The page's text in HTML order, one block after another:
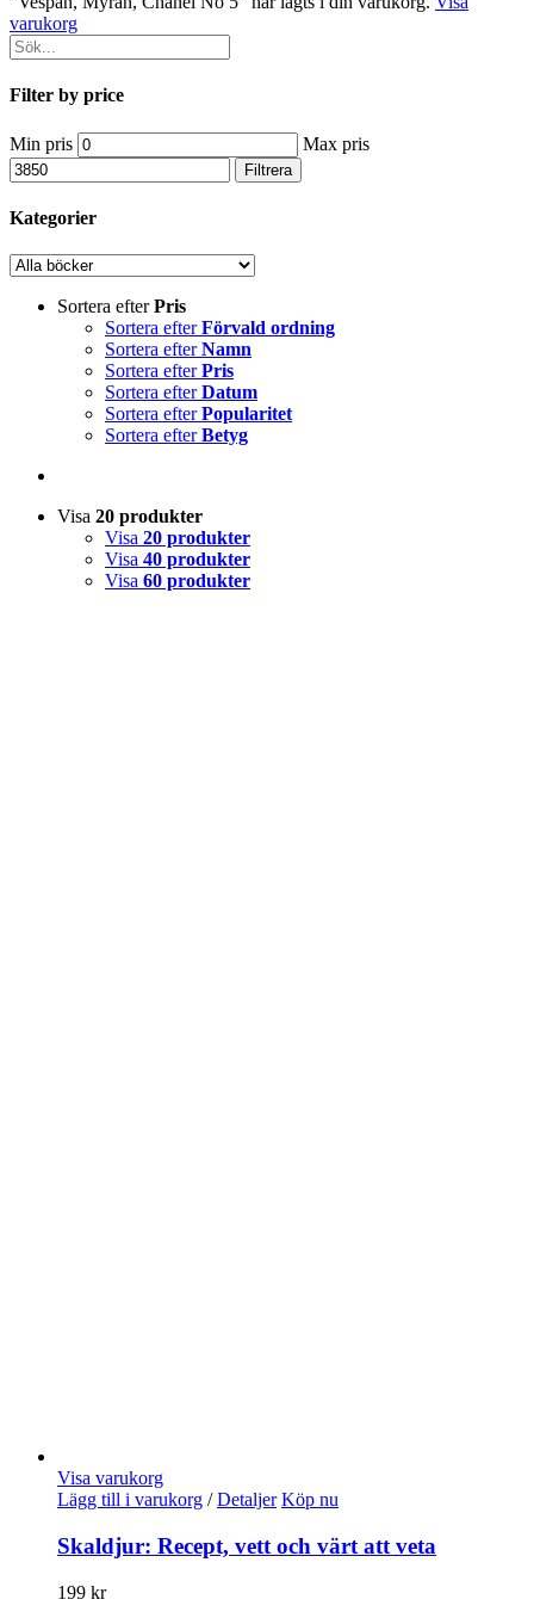
varukorg
Filter by price
Min pris Max pris
Filtrera
Kategorier
Sortera efterPris
Sortera efterFörvald ordning
Sortera efterNamn
Sortera efterPris
Sortera efterDatum
Sortera efterPopularitet
Sortera efterBetyg
Visa 20 produkter
Visa 20 produkter
Visa 40 produkter
Visa 60 produkter
Visa varukorg
Lägg till i varukorg / Detaljer Köp nu
Skaldjur: Recept, vett och värt att veta
199 kr